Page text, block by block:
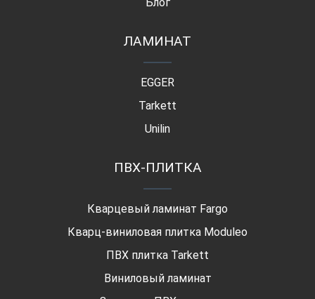
ЛАМИНАТ
EGGER
Tarkett
Unilin
ПВХ-ПЛИТКА
Кварцевый ламинат Fargo
Кварц-виниловая плитка Moduleo
ПВХ плитка Tarkett
Виниловый ламинат